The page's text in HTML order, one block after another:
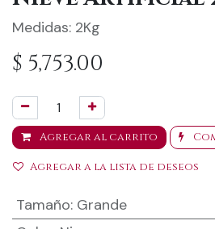
Medidas: 2Kg
$ 5,753.00
Agregar al carrito
Agregar a la lista de deseos
Tamaño: Grande